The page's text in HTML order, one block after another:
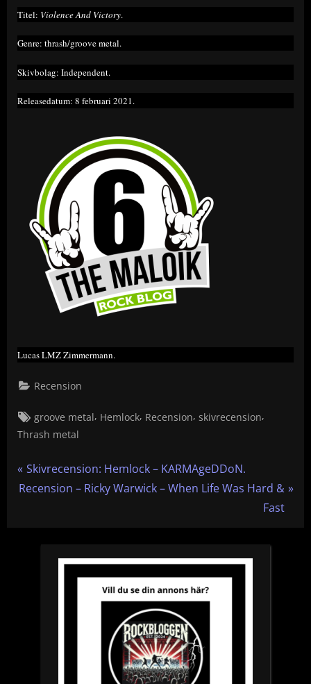
Titel: Violence And Victory.
Genre: thrash/groove metal.
Skivbolag: Independent.
Releasedatum: 8 februari 2021.
Lucas LMZ Zimmermann.
Recension
Tags:
groove metal, Hemlock, Recension,skivrecension,
Thrash metal
P
r
Skivrecension: Hemlock – KARMAgeDDoN.
N
Recension – Ricky Warwick – When Life Was Hard &
Fast